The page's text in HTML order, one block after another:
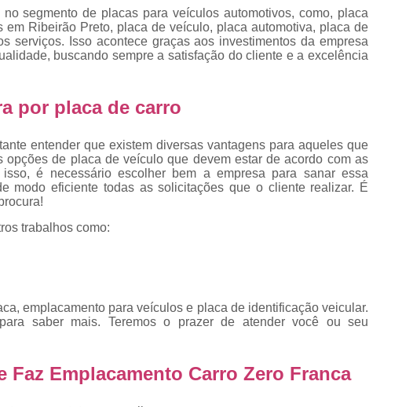
de
placas
de
Emplacamento Mercosul Cravinhos
Emplacamento Mercosul Ribeirão
Emplacamento Placa Mercosul
Qual o Valor do Emplacamento da Placa
Valor do Emplacamento Mercosul
Valor
Emplacar Carro Cravinhos
Emplacar
Emplacar Carros
Emplacar o Carro
Emplacar Veículo
Emplacar
Empresa
Empresa de Emplacamento de Moto
Empresa de Emplacamento de Veículos
Emplacadora de Veículos
Emplacadora
segmento de placas para veículos automotivos, como, placa
Ribeirão Preto, placa de veículo, placa automotiva, placa de
serviços. Isso acontece graças aos investimentos da empresa
buscando sempre a satisfação do cliente e a excelência
por placa de carro
entender que existem diversas vantagens para aqueles que
de placa de veículo que devem estar de acordo com as
é necessário escolher bem a empresa para sanar essa
modo eficiente todas as solicitações que o cliente realizar. É
trabalhos como:
emplacamento para veículos e placa de identificação veicular.
saber mais. Teremos o prazer de atender você ou seu
Faz Emplacamento Carro Zero Franca